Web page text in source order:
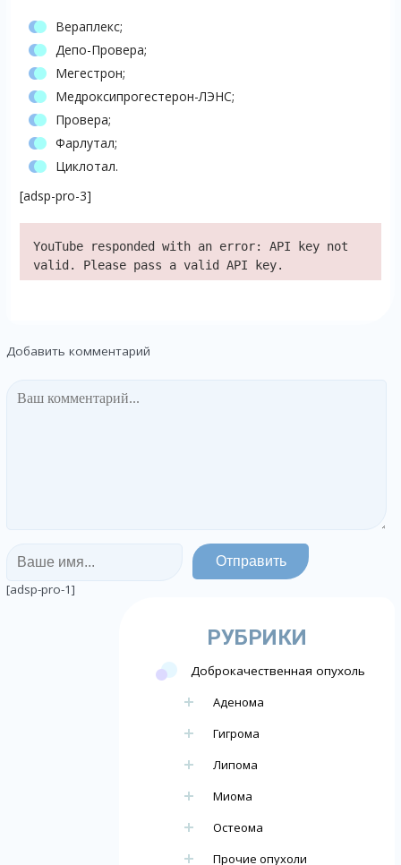
Вераплекс;
Депо-Провера;
Мегестрон;
Медроксипрогестерон-ЛЭНС;
Провера;
Фарлутал;
Циклотал.
[adsp-pro-3]
YouTube responded with an error: API key not
valid. Please pass a valid API key.
Добавить комментарий
[adsp-pro-1]
РУБРИКИ
Доброкачественная опухоль
Аденома
Гигрома
Липома
Миома
Остеома
Прочие опухоли